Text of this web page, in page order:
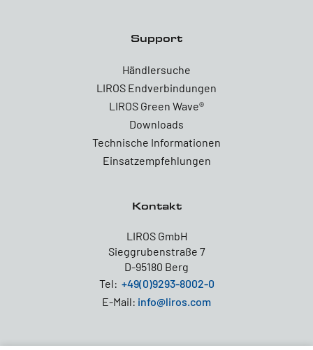
Support
Händlersuche
LIROS Endverbindungen
LIROS Green Wave®
Downloads
Technische Informationen
Einsatzempfehlungen
Kontakt
LIROS GmbH
Sieggrubenstraße 7
D-95180 Berg
Tel: +49(0)9293-8002-0
E-Mail: info@liros.com